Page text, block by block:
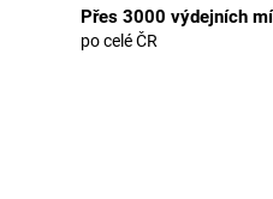
Přes 3000 výdejních
po celé ČR